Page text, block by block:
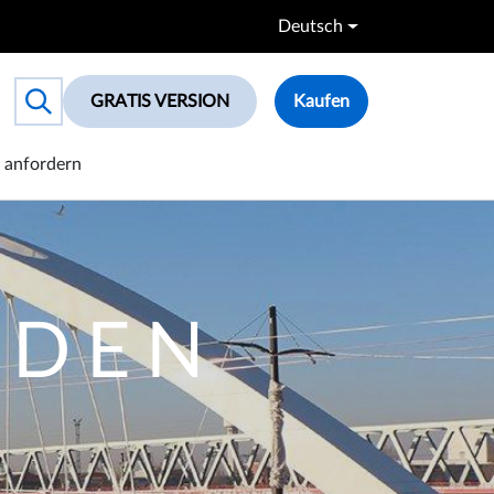
Deutsch
Toggle search box
GRATIS VERSION Kaufen
anfordern